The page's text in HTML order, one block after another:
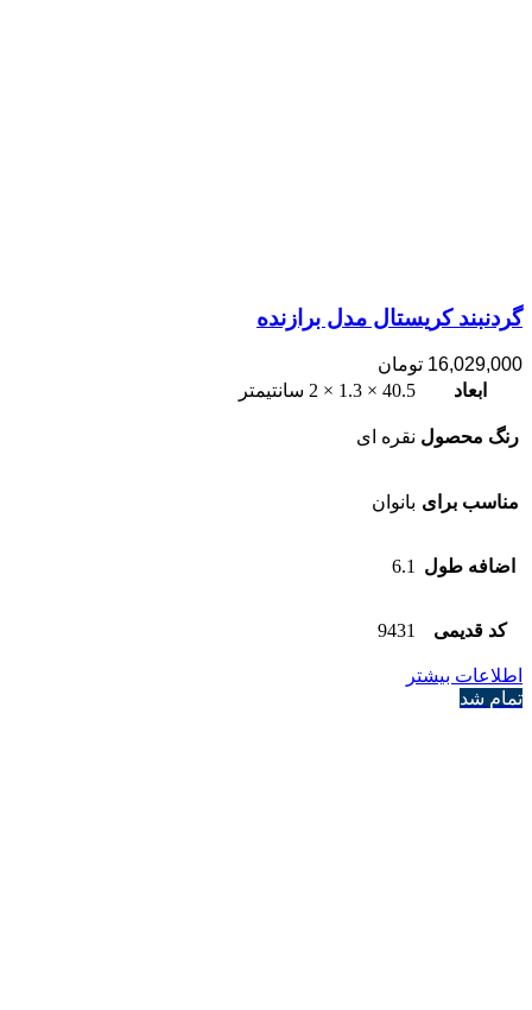
گردنبند کریستال مدل برازنده
16,029,000 تومان
ابعاد
40.5 × 1.3 × 2 سانتیمتر
رنگ محصول نقره ای
مناسب برای بانوان
اضافه طول 6.1
کد قدیمی 9431
اطلاعات بیشتر
تمام شد